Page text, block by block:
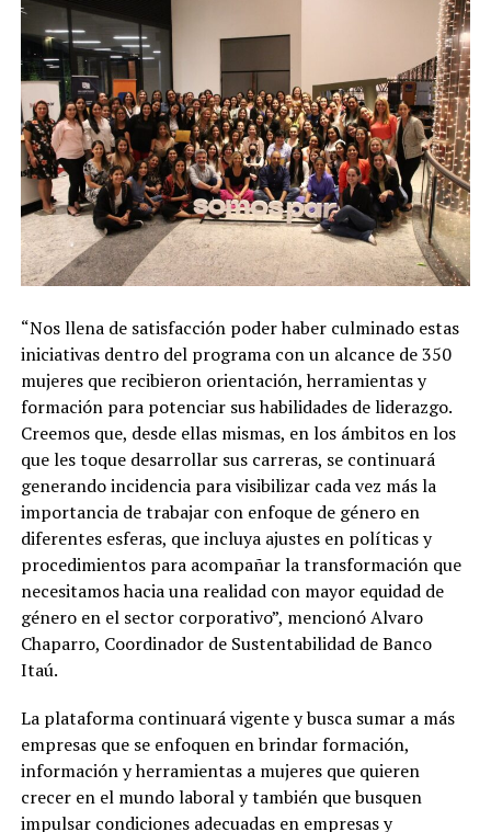
“Nos llena de satisfacción poder haber culminado estas
iniciativas dentro del programa con un alcance de 350
mujeres que recibieron orientación, herramientas y
formación para potenciar sus habilidades de liderazgo.
Creemos que, desde ellas mismas, en los ámbitos en los
que les toque desarrollar sus carreras, se continuará
generando incidencia para visibilizar cada vez más la
importancia de trabajar con enfoque de género en
diferentes esferas, que incluya ajustes en políticas y
procedimientos para acompañar la transformación que
necesitamos hacia una realidad con mayor equidad de
género en el sector corporativo”, mencionó Alvaro
Chaparro, Coordinador de Sustentabilidad de Banco
Itaú.
La plataforma continuará vigente y busca sumar a más
empresas que se enfoquen en brindar formación,
información y herramientas a mujeres que quieren
crecer en el mundo laboral y también que busquen
impulsar condiciones adecuadas en empresas y